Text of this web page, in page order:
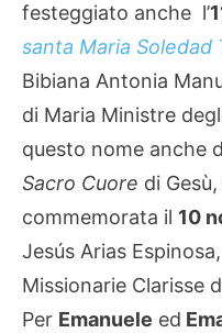
festeggiato anche l’
santa Maria Soledad
Bibiana Antonia
di Maria Ministre
questo nome anche
Sacro Cuore di
commemorata il 10
Jesús Arias
Missionarie Clarisse
Per Emanuele ed